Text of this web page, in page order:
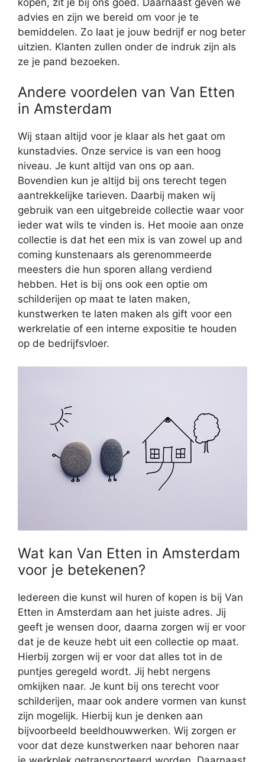
advies en zijn we bereid om voor je te
bemiddelen. Zo laat je jouw bedrijf er nog beter
uitzien. Klanten zullen onder de indruk zijn als
ze je pand bezoeken.
Andere voordelen van Van Etten
in Amsterdam
Wij staan altijd voor je klaar als het gaat om
kunstadvies. Onze service is van een hoog
niveau. Je kunt altijd van ons op aan.
Bovendien kun je altijd bij ons terecht tegen
aantrekkelijke tarieven. Daarbij maken wij
gebruik van een uitgebreide collectie waar voor
ieder wat wils te vinden is. Het mooie aan onze
collectie is dat het een mix is van zowel up and
coming kunstenaars als gerenommeerde
meesters die hun sporen allang verdiend
hebben. Het is bij ons ook een optie om
schilderijen op maat te laten maken,
kunstwerken te laten maken als gift voor een
werkrelatie of een interne expositie te houden
op de bedrijfsvloer.
Wat kan Van Etten in Amsterdam
voor je betekenen?
Iedereen die kunst wil huren of kopen is bij Van
Etten in Amsterdam aan het juiste adres. Jij
geeft je wensen door, daarna zorgen wij er voor
dat je de keuze hebt uit een collectie op maat.
Hierbij zorgen wij er voor dat alles tot in de
puntjes geregeld wordt. Jij hebt nergens
omkijken naar. Je kunt bij ons terecht voor
schilderijen, maar ook andere vormen van kunst
zijn mogelijk. Hierbij kun je denken aan
bijvoorbeeld beeldhouwwerken. Wij zorgen er
voor dat deze kunstwerken naar behoren naar